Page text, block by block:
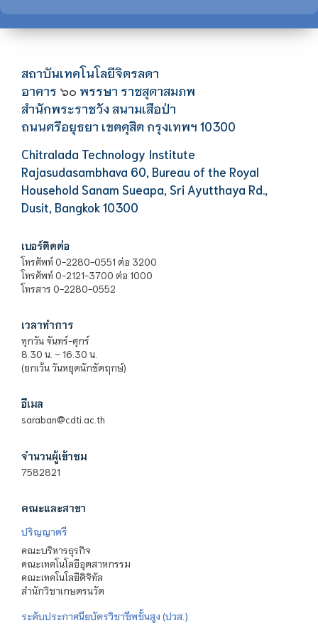
สถาบันเทคโนโลยีจิตรลดา
อาคาร ๖๐ พรรษา ราชสุดาสมภพ
สำนักพระราชวัง สนามเสือป่า
ถนนศรีอยุธยา เขตดุสิต กรุงเทพฯ 10300
Chitralada Technology Institute
Rajasudasambhava 60, Bureau of the Royal
Household Sanam Sueapa, Sri Ayutthaya Rd.,
Dusit, Bangkok 10300
เบอร์ติดต่อ
โทรศัพท์ 0-2280-0551 ต่อ 3200
โทรศัพท์ 0-2121-3700 ต่อ 1000
โทรสาร 0-2280-0552
เวลาทำการ
ทุกวัน จันทร์-ศุกร์
8.30 น. – 16.30 น.
(ยกเว้น วันหยุดนักขัตฤกษ์)
อีเมล
saraban@cdti.ac.th
จำนวนผู้เข้าชม
7582821
คณะและสาขา
ปริญญาตรี
คณะบริหารธุรกิจ
คณะเทคโนโลยีอุตสาหกรรม
คณะเทคโนโลยีดิจิทัล
สำนักวิชาเกษตรนวัต
ระดับประกาศนียบัตรวิชาชีพชั้นสูง (ปวส.)